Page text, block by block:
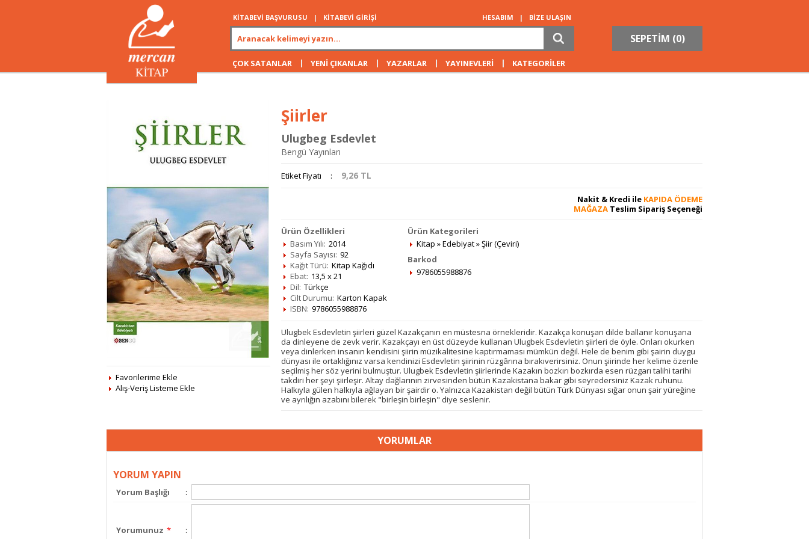
KİTABEVİ BAŞVURUSU | KİTABEVİ GİRİŞİ HESABIM | BİZE ULAŞIN
SEPETİM (0)
ÇOK SATANLAR | YENİ ÇIKANLAR | YAZARLAR | YAYINEVLERİ | KATEGORİLER
Favorilerime Ekle
Alış-Veriş Listeme Ekle
Şiirler
Ulugbeg Esdevlet
Bengü Yayınları
Etiket Fiyatı : 9,26 TL
Nakit & Kredi ile KAPIDA ÖDEME
MAĞAZA Teslim Sipariş Seçeneği
Ürün Özellikleri
Basım Yılı: 2014
Sayfa Sayısı: 92
Kağıt Türü: Kitap Kağıdı
Ebat: 13,5 x 21
Dil: Türkçe
Cilt Durumu: Karton Kapak
ISBN: 9786055988876
Ürün Kategorileri
Kitap »Edebiyat»Şiir (Çeviri)
Barkod
9786055988876
Ulugbek Esdevletin şiirleri güzel Kazakçanın en müstesna örnekleridir. Kazakça konuşan dilde ballanır konuşana
da dinleyene de zevk verir. Kazakçayı en üst düzeyde kullanan Ulugbek Esdevletin şiirleri de öyle. Onları okurken
veya dinlerken insanın kendisini şiirin müzikalitesine kaptırmaması mümkün değil. Hele de benim gibi şairin duygu
dünyası ile ortaklığınız varsa kendinizi Esdevletin şiirinin rüzgârına bırakıverirsiniz. Onun şiirinde her kelime özenle
seçilmiş her söz yerini bulmuştur. Ulugbek Esdevletin şiirlerinde Kazakın bozkırı bozkırda esen rüzgarı talihi tarihi
takdiri her şeyi şiirleşir. Altay dağlarının zirvesinden bütün Kazakistana bakar gibi seyredersiniz Kazak ruhunu.
Halkıyla gülen halkıyla ağlayan bir şairdir o. Yalnızca Kazakistan değil bütün Türk Dünyası sığar onun şair yüreğine
ve ayrılığın azabını bilerek "birleşin birleşin" diye seslenir.
YORUMLAR
YORUM YAPIN
Yorum Başlığı :
Yorumunuz * :